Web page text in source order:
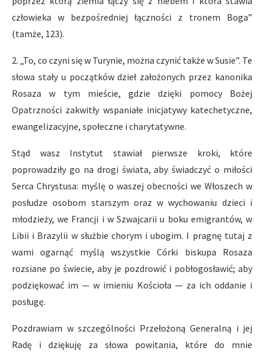
człowieka w bezpośredniej łączności z tronem Boga”
(tamże, 123).
2. „To, co czyni się w Turynie, można czynić także w Susie”. Te
słowa stały u początków dzieł założonych przez kanonika
Rosaza w tym mieście, gdzie dzięki pomocy Bożej
Opatrzności zakwitły wspaniałe inicjatywy katechetyczne,
ewangelizacyjne, społeczne i charytatywne.
Stąd wasz Instytut stawiał pierwsze kroki, które
poprowadziły go na drogi świata, aby świadczyć o miłości
Serca Chrystusa: myślę o waszej obecności we Włoszech w
posłudze osobom starszym oraz w wychowaniu dzieci i
młodzieży, we Francji i w Szwajcarii u boku emigrantów, w
Libii i Brazylii w służbie chorym i ubogim. I pragnę tutaj z
wami ogarnąć myślą wszystkie Córki biskupa Rosaza
rozsiane po świecie, aby je pozdrowić i pobłogosławić; aby
podziękować im — w imieniu Kościoła — za ich oddanie i
posługę.
Pozdrawiam w szczególności Przełożoną Generalną i jej
Radę i dziękuję za słowa powitania, które do mnie